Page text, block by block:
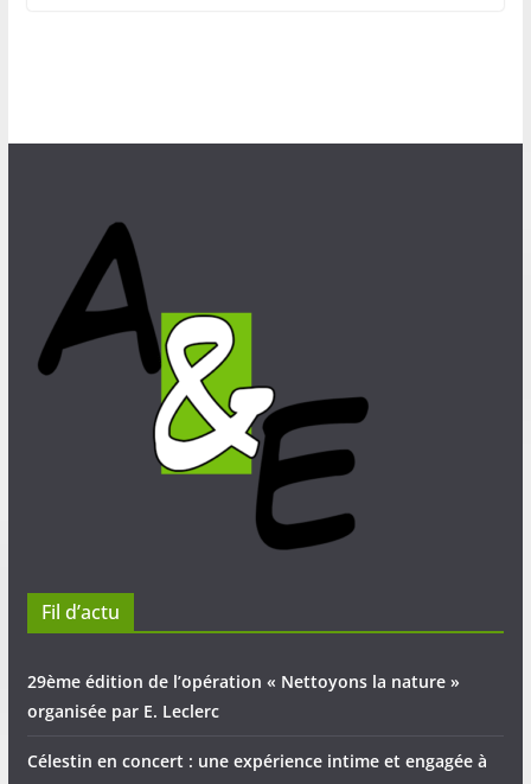
Fil d’actu
29ème édition de l’opération « Nettoyons la nature »
organisée par E. Leclerc
Célestin en concert : une expérience intime et engagée à